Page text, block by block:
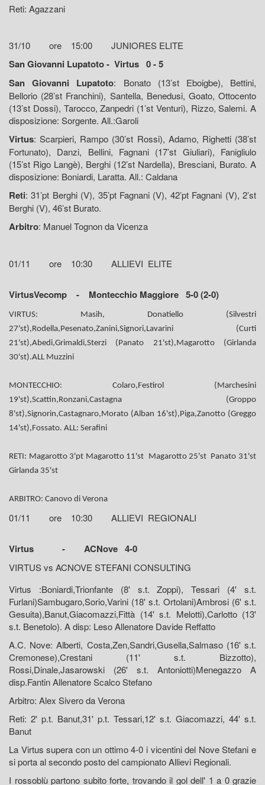
Reti: Agazzani
31/10 ore 15:00 JUNIORES ELITE
San Giovanni Lupatoto - Virtus 0 - 5
San Giovanni Lupatoto: Bonato (13’st Eboigbe), Bettini,
Bellorio (28’st Franchini), Santella, Benedusi, Goato, Ottocento
(13’st Dossi), Tarocco, Zanpedri (1’st Venturi), Rizzo, Salemi. A
disposizione: Sorgente. All.:Garoli
Virtus: Scarpieri, Rampo (30’st Rossi), Adamo, Righetti (38’st
Fortunato), Danzi, Bellini, Fagnani (17’st Giuliari), Fanigliulo
(15’st Rigo Langè), Berghi (12’st Nardella), Bresciani, Burato. A
disposizione: Boniardi, Laratta. All.: Caldana
Reti: 31’pt Berghi (V), 35’pt Fagnani (V), 42’pt Fagnani (V), 2’st
Berghi (V), 46’st Burato.
Arbitro: Manuel Tognon da Vicenza
01/11 ore 10:30 ALLIEVI ELITE
VirtusVecomp - Montecchio Maggiore 5-0 (2-0)
VIRTUS: Masih, Donatiello (Silvestri
27'st),Rodella,Pesenato,Zanini,Signori,Lavarini (Curti
21'st),Abedi,Grimaldi,Sterzi (Panato 21'st),Magarotto (Girlanda
30'st).ALL Muzzini
MONTECCHIO: Colaro,Festirol (Marchesini
19'st),Scattin,Ronzani,Castagna (Groppo
8'st),Signorin,Castagnaro,Morato (Alban 16'st),Piga,Zanotto (Greggo
14'st),Fossato. ALL: Serafini
RETI: Magarotto 3'pt Magarotto 11'st Magarotto 25'st Panato 31'st
Girlanda 35'st
ARBITRO: Canovo di Verona
01/11 ore 10:30 ALLIEVI REGIONALI
Virtus - ACNove 4-0
VIRTUS vs ACNOVE STEFANI CONSULTING
Virtus :Boniardi,Trionfante (8' s.t. Zoppi), Tessari (4' s.t.
Furlani)Sambugaro,Sorio,Varini (18' s.t. Ortolani)Ambrosi (6' s.t.
Gesuita),Banut,Giacomazzi,Fittà (14' s.t. Melotti),Carlotto (13'
s.t. Benetolo). A disp: Leso Allenatore Davide Reffatto
A.C. Nove: Alberti, Costa,Zen,Sandri,Gusella,Salmaso (16' s.t.
Cremonese),Crestani (11' s.t. Bizzotto),
Rossi,Dinale,Jasarowski (26' s.t. Antoniotti)Menegazzo A
disp.Fantin Allenatore Scalco Stefano
Arbitro: Alex Sivero da Verona
Reti: 2' p.t. Banut,31' p.t. Tessari,12' s.t. Giacomazzi, 44' s.t.
Banut
La Virtus supera con un ottimo 4-0 i vicentini del Nove Stefani e
si porta al secondo posto del campionato Allievi Regionali.
I rossoblù partono subito forte, trovando il gol dell' 1 a 0 grazie